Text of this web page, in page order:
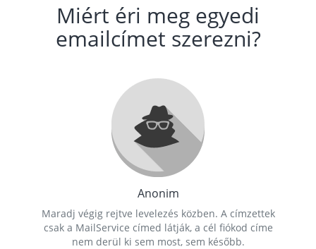
Miért éri meg egyedi
emailcímet szerezni?
Anonim
Maradj végig rejtve levelezés közben. A címzettek
csak a MailService címed látják, a cél fiókod címe
nem derül ki sem most, sem később.